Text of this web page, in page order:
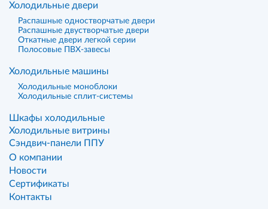
Холодильные двери
Распашные одностворчатые двери
Распашные двустворчатые двери
Откатные двери легкой серии
Полосовые ПВХ-завесы
Холодильные машины
Холодильные моноблоки
Холодильные сплит-системы
Шкафы холодильные
Холодильные витрины
Сэндвич-панели ППУ
О компании
Новости
Сертификаты
Контакты